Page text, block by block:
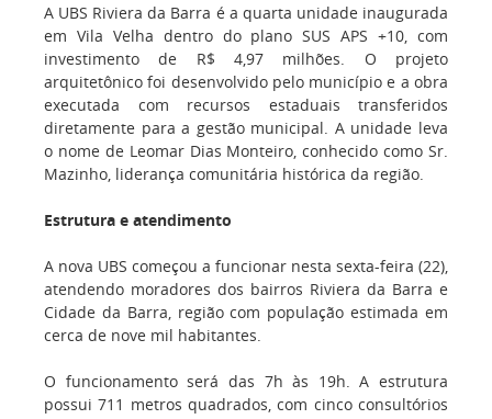
A UBS Riviera da Barra é a quarta unidade inaugurada
em Vila Velha dentro do plano SUS APS +10, com
investimento de R$ 4,97 milhões. O projeto
arquitetônico foi desenvolvido pelo município e a obra
executada com recursos estaduais transferidos
diretamente para a gestão municipal. A unidade leva
o nome de Leomar Dias Monteiro, conhecido como Sr.
Mazinho, liderança comunitária histórica da região.
Estrutura e atendimento
A nova UBS começou a funcionar nesta sexta-feira (22),
atendendo moradores dos bairros Riviera da Barra e
Cidade da Barra, região com população estimada em
cerca de nove mil habitantes.
O funcionamento será das 7h às 19h. A estrutura
possui 711 metros quadrados, com cinco consultórios